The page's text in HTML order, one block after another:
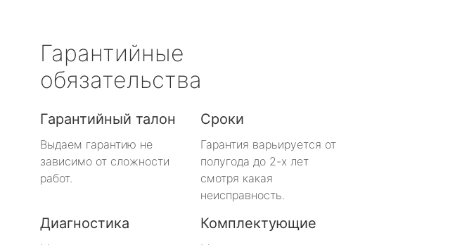
Гарантийные
обязательства
Гарантийный талон
Выдаем гарантию не
зависимо от сложности
работ.
Сроки
Гарантия варьируется от
полугода до 2-х лет
смотря какая
неисправность.
Диагностика Комплектующие